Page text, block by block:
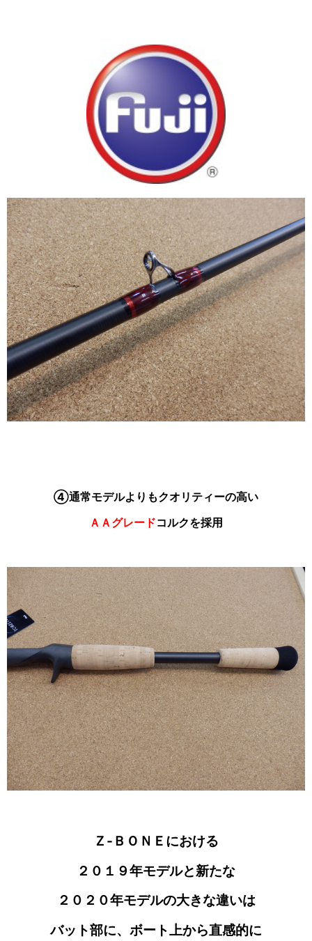
④通常モデルよりもクオリティーの高い
ＡＡグレードコルクを採用
Ｚ‐ＢＯＮＥにおける
２０１９年モデルと新たな
２０２０年モデルの大きな違いは
バット部に、ボート上から直感的に